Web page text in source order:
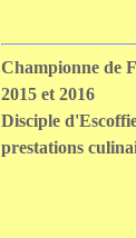
Championne de
2015 et 2016
Disciple
prestations